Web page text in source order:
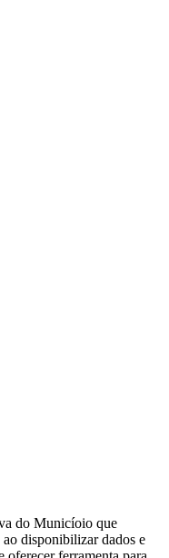
do Municíoio que
disponibilizar dados e